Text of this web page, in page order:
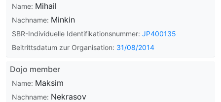
Name: Mihail
Nachname: Minkin
SBR-Individuelle Identifikationsnummer: JP400135
Beitrittsdatum zur Organisation: 31/08/2014
Dojo member
Name: Maksim
Nachname: Nekrasov